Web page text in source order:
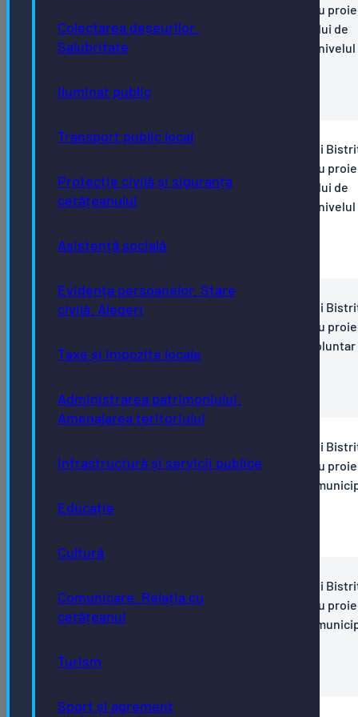
Colectarea deșeurilor.
Salubritate
Iluminat public
Transport public local
Protecție civilă și siguranța
cetățeanului
Asistență socială
Evidența persoanelor. Stare
civilă. Alegeri
Taxe și impozite locale
Administrarea patrimoniului.
Amenajarea teritoriului
Infrastructură și servicii publice
Educație
Cultură
Comunicare. Relația cu
cetățeanul
Turism
Sport și agrement
anunță semnarea contractului de finanțare pentru
Dezvoltare, modernizare și completare a sistemului de
management integrat al deșeurilor municipale la nivelul
5.-C3I1B0223000032_Comunicat-de-presa
PNRR - comunicat de presă - Primăria municipiului
anunță semnarea contractului de finanțare pentru
Dezvoltare, modernizare și completare a sistemului de
management integrat al deșeurilor municipale la nivelul
4.-C3I1B0122000012_Comunicat-de-presa
PNRR - comunicat de presă - Primăria municipiului
anunță semnarea contractului de finanțare pentru
Înființare a două centre de colectare prin aport voluntar
municipiul Bistrița "
PNRR - comunicat de presă - Primăria municipiului
anunță semnarea contractului de finanțare pentru
Extindere sistem de management al traficului în
Bistrița, etapa 2 "
PNRR - comunicat de presă - Primăria municipiului
anunță semnarea contractului de finanțare pentru
Extindere sistem de management al traficului în
1.-C10-I1.2-594_Comunicat-de-presa-ITS1